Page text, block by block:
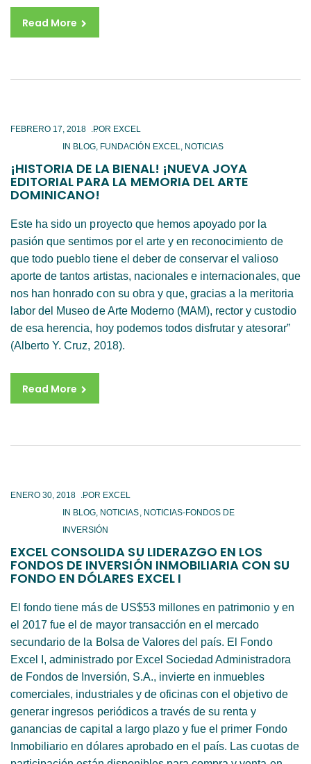
Read More
FEBRERO 17, 2018
IN BLOG, FUNDACIÓN EXCEL, NOTICIAS
¡HISTORIA DE LA BIENAL! ¡NUEVA JOYA
EDITORIAL PARA LA MEMORIA DEL ARTE
DOMINICANO!
Este ha sido un proyecto que hemos apoyado por la
pasión que sentimos por el arte y en reconocimiento de
que todo pueblo tiene el deber de conservar el valioso
aporte de tantos artistas, nacionales e internacionales, que
nos han honrado con su obra y que, gracias a la meritoria
labor del Museo de Arte Moderno (MAM), rector y custodio
de esa herencia, hoy podemos todos disfrutar y atesorar”
(Alberto Y. Cruz, 2018).
Read More
ENERO 30, 2018
IN BLOG, NOTICIAS, NOTICIAS-FONDOS DE
INVERSIÓN
EXCEL CONSOLIDA SU LIDERAZGO EN LOS
FONDOS DE INVERSIÓN INMOBILIARIA CON SU
FONDO EN DÓLARES EXCEL I
El fondo tiene más de US$53 millones en patrimonio y en
el 2017 fue el de mayor transacción en el mercado
secundario de la Bolsa de Valores del país. El Fondo
Excel I, administrado por Excel Sociedad Administradora
de Fondos de Inversión, S.A., invierte en inmuebles
comerciales, industriales y de oficinas con el objetivo de
generar ingresos periódicos a través de su renta y
ganancias de capital a largo plazo y fue el primer Fondo
Inmobiliario en dólares aprobado en el país. Las cuotas de